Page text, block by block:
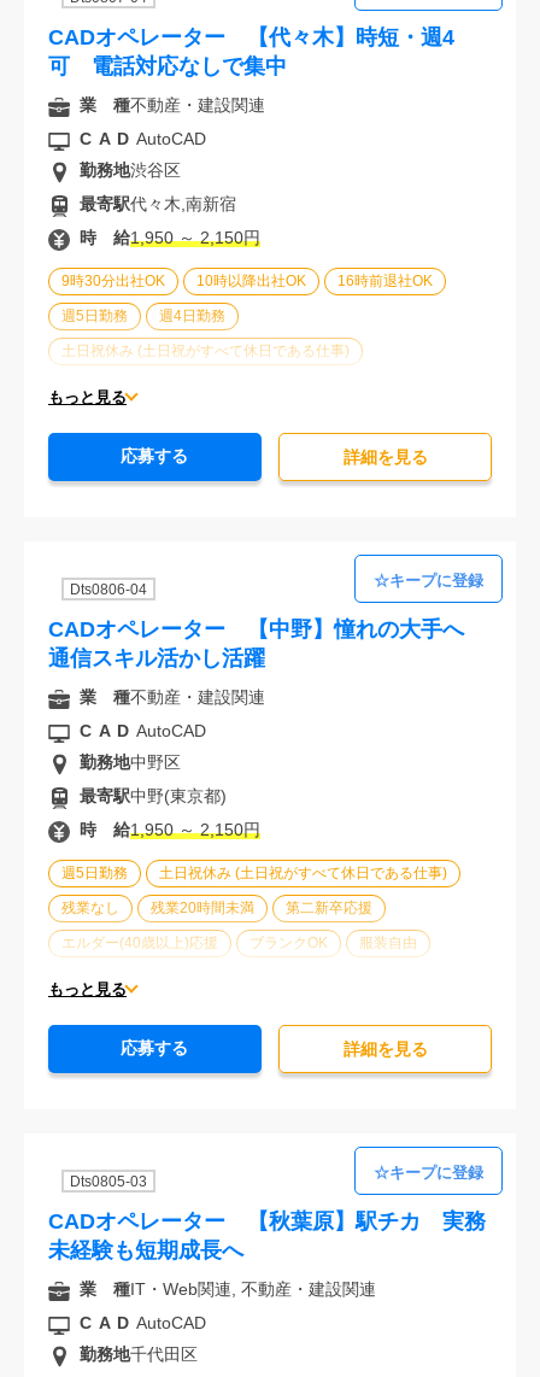
電話受付：平日 9:15～19:00
CADオペレーター 【代々木】時短・週4
可 電話対応なしで集中
9時30分出社OK 10時以降出社OK 16時前退社OK
週5日勤務 週4日勤務
土日祝休み (土日祝がすべて休日である仕事)
平日休みあり (週に一度以上平日に休日がある仕事)
エルダー(40歳以上)応援 服装自由
駅から徒歩5分以内 オフィスが禁煙 20代活躍中
もっと見る
業 種不動産・建設関連
CAD AutoCAD
勤務地渋谷区
最寄駅代々木,南新宿
時 給1,950 ～ 2,150円
応募する 詳細を⾒る
Dts0806-04
CADオペレーター 【中野】憧れの大手へ
通信スキル活かし活躍
週5日勤務 土日祝休み (土日祝がすべて休日である仕事)
残業なし 残業20時間未満 第二新卒応援
エルダー(40歳以上)応援 ブランクOK 服装自由
大手企業
もっと見る
業 種不動産・建設関連
CAD AutoCAD
勤務地中野区
最寄駅中野(東京都)
時 給1,950 ～ 2,150円
応募する 詳細を⾒る
Dts0805-03
CADオペレーター 【秋葉原】駅チカ 実務
未経験も短期成長へ
業 種IT・Web関連, 不動産・建設関連
CAD AutoCAD
勤務地千代田区